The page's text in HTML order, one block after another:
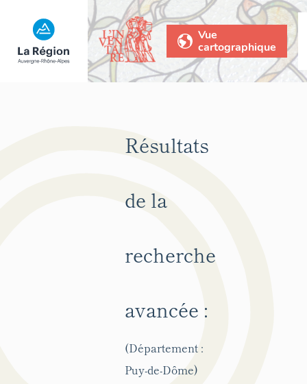
Vue
cartographique
Résultats
de la
recherche
avancée :
(Département :
Puy-de-Dôme)